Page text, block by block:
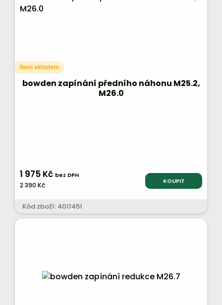
Není skladem
bowden zapínání předního náhonu M25.2,
M26.0
1 975 Kč bez DPH
2 390 Kč KOUPIT
Kód zboží: 4011451